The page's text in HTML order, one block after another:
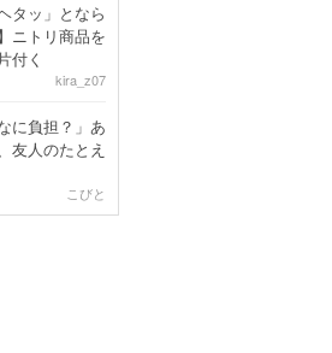
タッ」となら
ニトリ商品を
付く
kira_z07
に負担？」あ
友人のたとえ
こびと